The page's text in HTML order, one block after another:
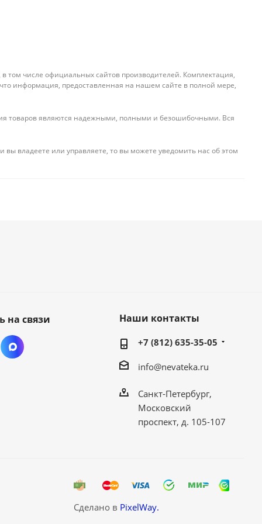
том числе официальных сайтов производителей. Комплектация,
информация, предоставленная на нашем сайте в полной мере,
товаров являются надежными, полными и безошибочными. Вся
владеете или управляете, то вы можете уведомить нас об этом
на связи Наши контакты
+7 (812) 635-35-05
info@nevateka.ru
Санкт-Петербург,
Московский
проспект, д. 105-107
Сделано в PixelWay.